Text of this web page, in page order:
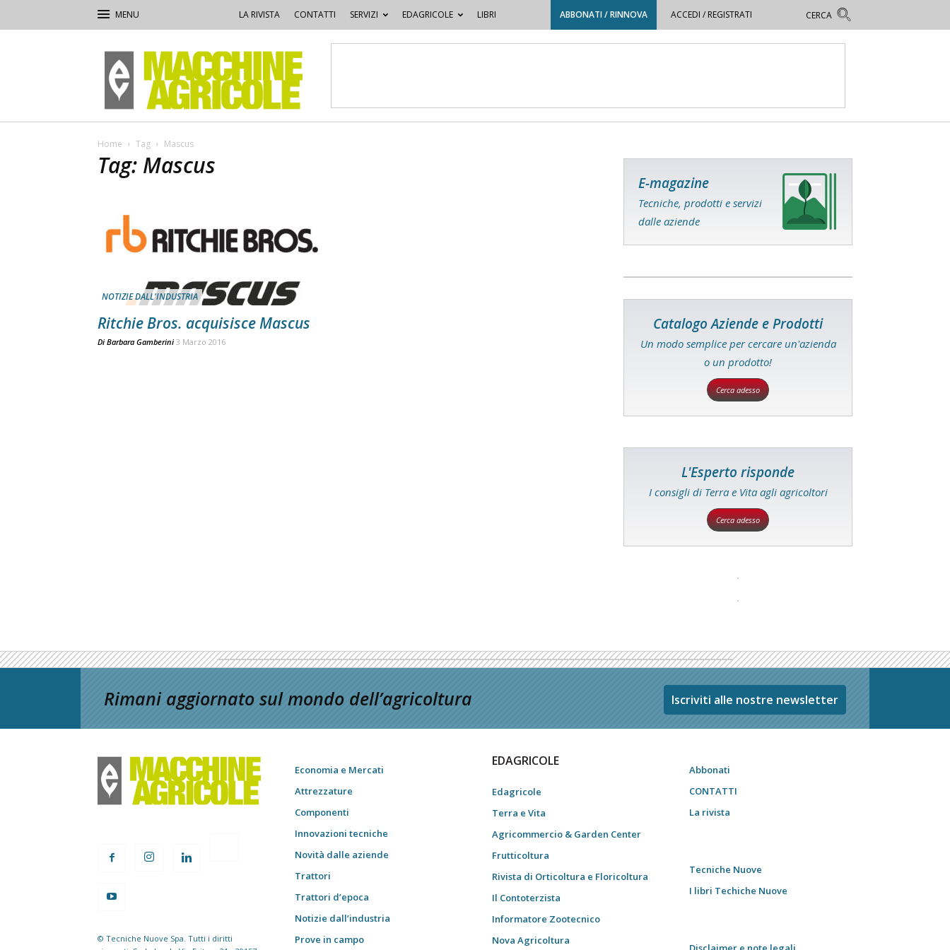
LA RIVISTA CONTATTI SERVIZI EDAGRICOLE LIBRI ABBONATI / RINNOVA ACCEDI / REGISTRATI
Macchine
Agricole
Home Tag Mascus
Tag: Mascus
NOTIZIE DALL'INDUSTRIA
Ritchie Bros. acquisisce Mascus
Di Barbara Gamberini 3 Marzo 2016
E-magazine
Tecniche, prodotti e servizi
dalle aziende
Catalogo Aziende e Prodotti
Un modo semplice per cercare un'azienda
o un prodotto!
Cerca adesso
L'Esperto risponde
I consigli di Terra e Vita agli agricoltori
Cerca adesso
Rimani aggiornato sul mondo dell’agricoltura Iscriviti alle nostre newsletter
© Tecniche Nuove Spa. Tutti i diritti
Economia e Mercati
Attrezzature
Componenti
Innovazioni tecniche
Novità dalle aziende
Trattori
Trattori d’epoca
Notizie dall’industria
Prove in campo
EDAGRICOLE
Edagricole
Terra e Vita
Agricommercio & Garden Center
Frutticoltura
Rivista di Orticoltura e Floricoltura
Il Contoterzista
Informatore Zootecnico
Nova Agricoltura
Abbonati
CONTATTI
La rivista
Tecniche Nuove
I libri Techiche Nuove